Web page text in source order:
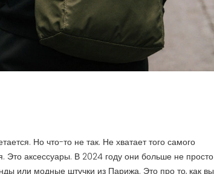
Но что-то не так. Не хватает того самого
аксессуары. В 2024 году они больше не просто
или модные штучки из Парижа. Это про то, как вы